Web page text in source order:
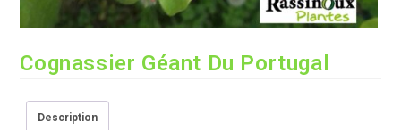
Cognassier Géant Du Portugal
Description